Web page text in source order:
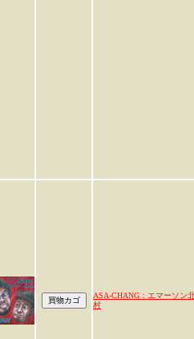
ASA-CHANG：エマーソン
村